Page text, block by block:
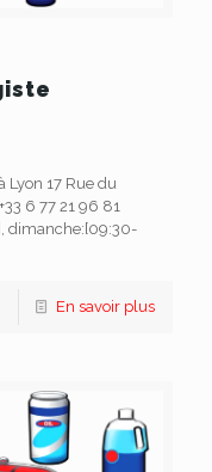
Lyon 17 Rue du
6 77 21 96 81
dimanche:[09:30-
En savoir plus